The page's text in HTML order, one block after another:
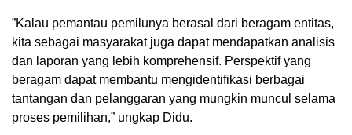
”Kalau pemantau pemilunya berasal dari beragam entitas,
kita sebagai masyarakat juga dapat mendapatkan analisis
dan laporan yang lebih komprehensif. Perspektif yang
beragam dapat membantu mengidentifikasi berbagai
tantangan dan pelanggaran yang mungkin muncul selama
proses pemilihan,” ungkap Didu.